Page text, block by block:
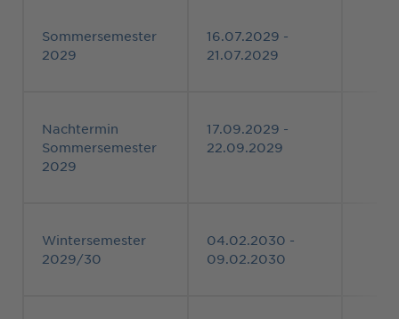
Sommersemester
2029
16.07.2029 -
21.07.2029
Nachtermin
Sommersemester
2029
17.09.2029 -
22.09.2029
Wintersemester
2029/30
04.02.2030 -
09.02.2030